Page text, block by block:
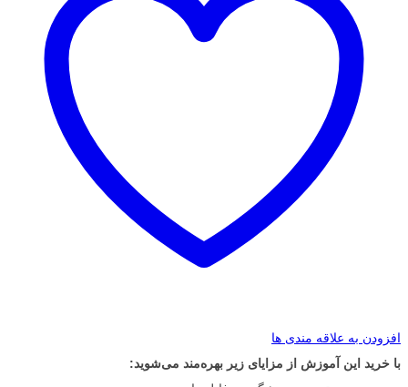
افزودن به علاقه مندی ها
با خرید این آموزش از مزایای زیر بهره‌مند می‌شوید: